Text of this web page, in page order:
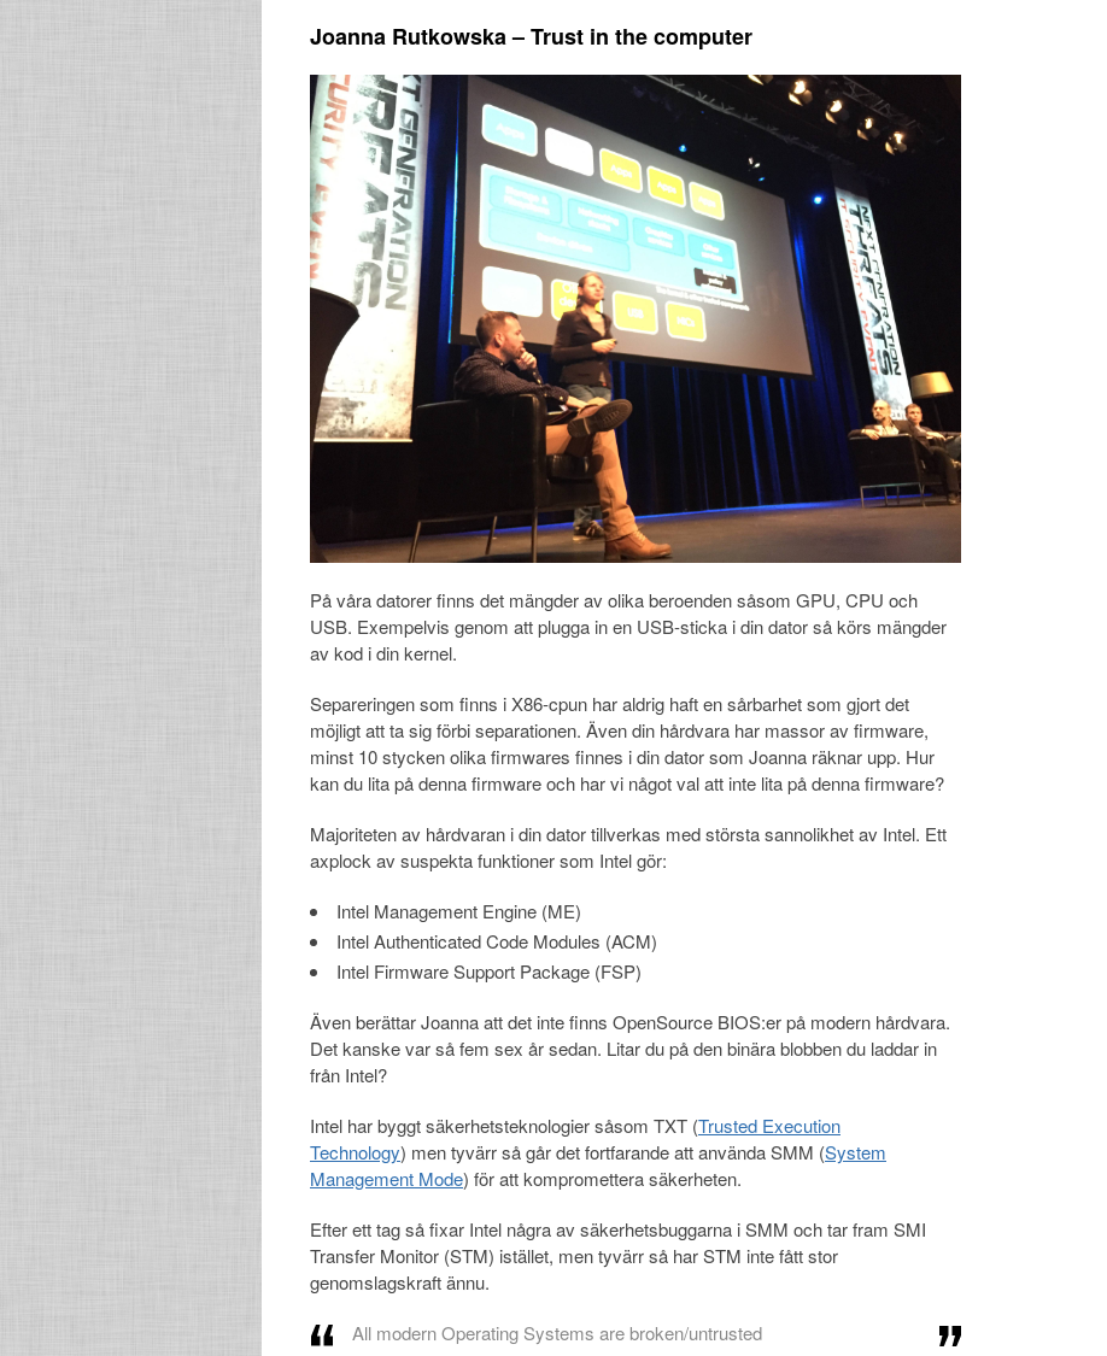
Joanna Rutkowska – Trust in the computer
På våra datorer finns det mängder av olika beroenden såsom GPU, CPU och
USB. Exempelvis genom att plugga in en USB-sticka i din dator så körs mängder
av kod i din kernel.
Separeringen som finns i X86-cpun har aldrig haft en sårbarhet som gjort det
möjligt att ta sig förbi separationen. Även din hårdvara har massor av firmware,
minst 10 stycken olika firmwares finnes i din dator som Joanna räknar upp. Hur
kan du lita på denna firmware och har vi något val att inte lita på denna firmware?
Majoriteten av hårdvaran i din dator tillverkas med största sannolikhet av Intel. Ett
axplock av suspekta funktioner som Intel gör:
Intel Management Engine (ME)
Intel Authenticated Code Modules (ACM)
Intel Firmware Support Package (FSP)
Även berättar Joanna att det inte finns OpenSource BIOS:er på modern hårdvara.
Det kanske var så fem sex år sedan. Litar du på den binära blobben du laddar in
från Intel?
Intel har byggt säkerhetsteknologier såsom TXT (Trusted Execution
Technology) men tyvärr så går det fortfarande att använda SMM (System
Management Mode) för att kompromettera säkerheten.
Efter ett tag så fixar Intel några av säkerhetsbuggarna i SMM och tar fram SMI
Transfer Monitor (STM) istället, men tyvärr så har STM inte fått stor
genomslagskraft ännu.
All modern Operating Systems are broken/untrusted